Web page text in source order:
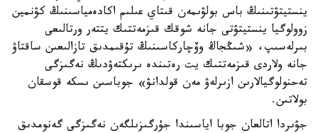
ينستيتۋتىنىڭ باس بولۋىمەن قىتاي عىلىم اكادەمياسىنىڭ كۋنمين
زوولوگيا ينستيتۋتى جانە شوقك قىزمەتتىك يتتەر ورتالىعى
بىرلەسىپ، «شىڭجاڭ وۆچاركاسىنىڭ تۇقىمدىق تازالىعىن ساقتاۋ
جانە ولاردى قىزمەتتىك يت رەتىندە ىرىكتەۋدىڭ نەگىزگى
تەحنولوگيالارىن ازىرلەۋ مەن قولدانۋ» جوباسىن ىسكە قوسقان
بولاتىن.
جۋىردا اتالعان جوبا اياسىندا جۇرگىزىلگەن نەگىزگى گەنومدىق